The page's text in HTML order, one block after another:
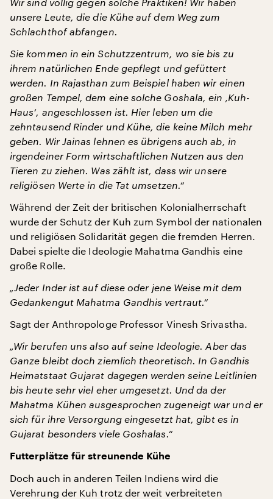
unsere Leute, die die Kühe auf dem Weg zum
Schlachthof abfangen.
Sie kommen in ein Schutzzentrum, wo sie bis zu
ihrem natürlichen Ende gepflegt und gefüttert
werden. In Rajasthan zum Beispiel haben wir einen
großen Tempel, dem eine solche Goshala, ein ‚Kuh-
Haus‘, angeschlossen ist. Hier leben um die
zehntausend Rinder und Kühe, die keine Milch mehr
geben. Wir Jainas lehnen es übrigens auch ab, in
irgendeiner Form wirtschaftlichen Nutzen aus den
Tieren zu ziehen. Was zählt ist, dass wir unsere
religiösen Werte in die Tat umsetzen.“
Während der Zeit der britischen Kolonialherrschaft
wurde der Schutz der Kuh zum Symbol der nationalen
und religiösen Solidarität gegen die fremden Herren.
Dabei spielte die Ideologie Mahatma Gandhis eine
große Rolle.
„Jeder Inder ist auf diese oder jene Weise mit dem
Gedankengut Mahatma Gandhis vertraut.“
Sagt der Anthropologe Professor Vinesh Srivastha.
„Wir berufen uns also auf seine Ideologie. Aber das
Ganze bleibt doch ziemlich theoretisch. In Gandhis
Heimatstaat Gujarat dagegen werden seine Leitlinien
bis heute sehr viel eher umgesetzt. Und da der
Mahatma Kühen ausgesprochen zugeneigt war und er
sich für ihre Versorgung eingesetzt hat, gibt es in
Gujarat besonders viele Goshalas.“
Futterplätze für streunende Kühe
Doch auch in anderen Teilen Indiens wird die
Verehrung der Kuh trotz der weit verbreiteten